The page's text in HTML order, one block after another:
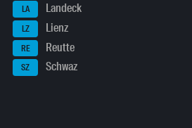
LA Landeck
LZ Lienz
RE Reutte
SZ Schwaz